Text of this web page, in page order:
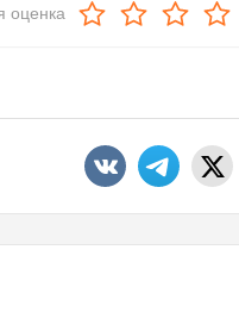
оценка